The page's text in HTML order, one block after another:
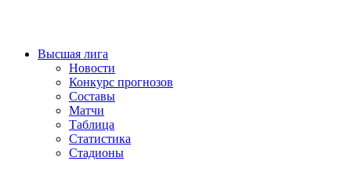
Высшая лига
Новости
Конкурс прогнозов
Составы
Матчи
Таблица
Статистика
Стадионы